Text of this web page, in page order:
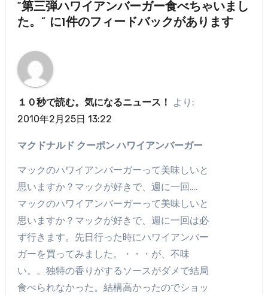
“第三弾ハワイアンバーガー食べちゃいまし
た。” に1件のフィードバックがあります
１０秒で読む。気になるニュース！
より:
2010年2月25日 13:22
マクドナルド クーポン ハワイアンバーガー
マックのハワイアンバーガーって美味しいと
思いますか？マックが好きで、週に一回….
マックのハワイアンバーガーって美味しいと
思いますか？マックが好きで、週に一回は必
ず行きます。先日行った時にハワイアンバー
ガーを買ってみました。・・・が、不味
い。。独特の香りがするソースがダメで結局
食べられなかった。結構高かったのでショッ